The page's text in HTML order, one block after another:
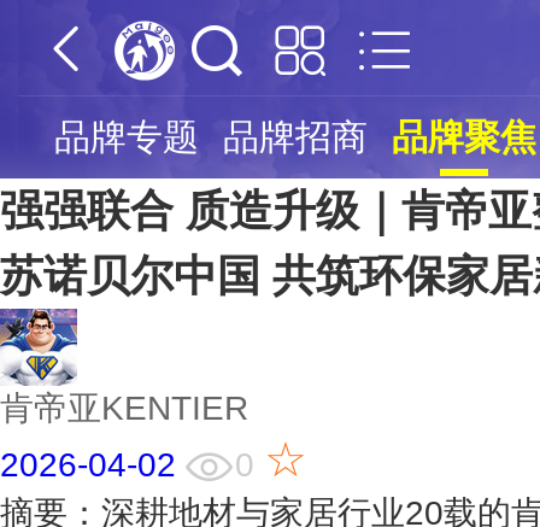
品牌专题 品牌招商 品牌聚焦
强强联合 质造升级｜肯帝
苏诺贝尔中国 共筑环保家
肯帝亚KENTIER
2026-04-02
0 ☆
摘要：深耕地材与家居行业20载的